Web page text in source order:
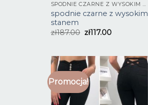
SPODNIE CZARNE Z WYSOKIM STANEM
spodnie czarne z wysokim
stanem
zł187.00 zł117.00
Promocja!